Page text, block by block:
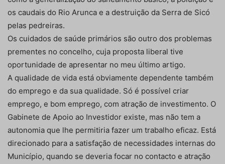
os caudais do Rio Arunca e a destruição da Serra de Sicó
pelas pedreiras.
Os cuidados de saúde primários são outro dos problemas
prementes no concelho, cuja proposta liberal tive
oportunidade de apresentar no meu último artigo.
A qualidade de vida está obviamente dependente também
do emprego e da sua qualidade. Só é possível criar
emprego, e bom emprego, com atração de investimento. O
Gabinete de Apoio ao Investidor existe, mas não tem a
autonomia que lhe permitiria fazer um trabalho eficaz. Está
direcionado para a satisfação de necessidades internas do
Município, quando se deveria focar no contacto e atração